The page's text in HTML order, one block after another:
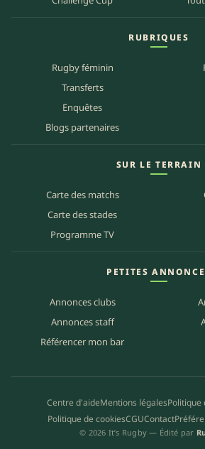
RUBRIQUES
Rugby féminin
Transferts
Enquêtes
Blogs partenaires
SUR LE TERRAIN
Carte des matchs
Carte des stades
Programme TV
PETITES
Annonces clubs
Annonces staff
Référencer mon bar
Centre d'aideMentions légalesPolitique
Politique de cookiesCGUContact
© 2026 It’s Rugby — Édité par